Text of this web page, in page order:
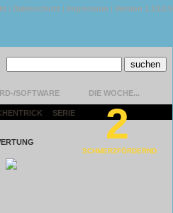
| Datenschutz | Impressum | Version 1.13.0.9
SOFTWARE DIE WOCHE...
SERIE 2
SCHMERZFÖRDERND